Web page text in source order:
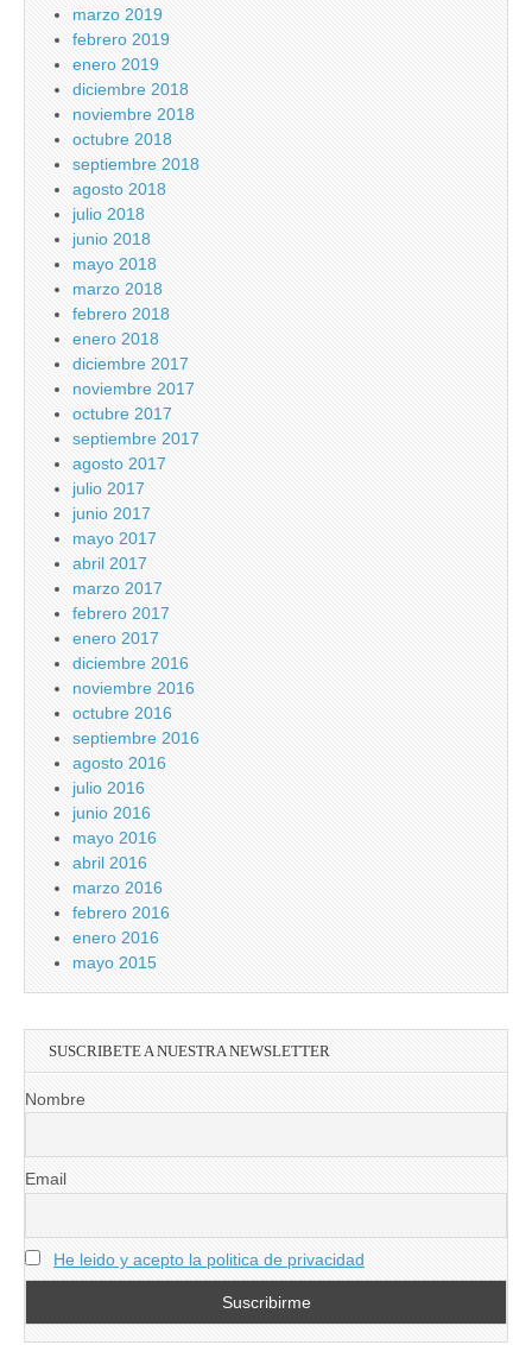
marzo 2019
febrero 2019
enero 2019
diciembre 2018
noviembre 2018
octubre 2018
septiembre 2018
agosto 2018
julio 2018
junio 2018
mayo 2018
marzo 2018
febrero 2018
enero 2018
diciembre 2017
noviembre 2017
octubre 2017
septiembre 2017
agosto 2017
julio 2017
junio 2017
mayo 2017
abril 2017
marzo 2017
febrero 2017
enero 2017
diciembre 2016
noviembre 2016
octubre 2016
septiembre 2016
agosto 2016
julio 2016
junio 2016
mayo 2016
abril 2016
marzo 2016
febrero 2016
enero 2016
mayo 2015
SUSCRIBETE A NUESTRA NEWSLETTER
Nombre
Email
He leido y acepto la politica de privacidad